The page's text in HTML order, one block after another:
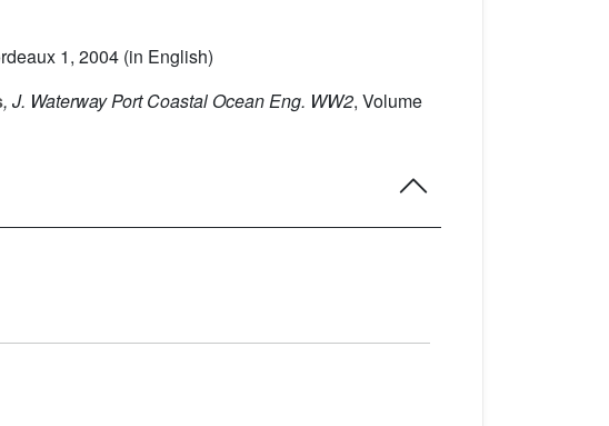
1, 2004 (in English)
, J. Waterway Port Coastal Ocean Eng. WW2, Volume